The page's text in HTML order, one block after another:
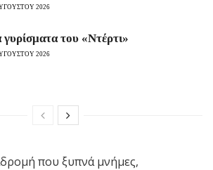
2026
γυρίσματα του «Ντέρτι»
2026
που ξυπνά μνήμες,